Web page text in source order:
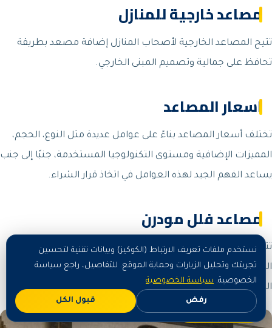
مصاعد خارجية للمنازل
تتيح المصاعد الخارجية لأصحاب المنازل إضافة مصعد بطريقة
تحافظ على جمالية وتصميم المبنى الخارجي.
اسعار المصاعد
تختلف أسعار المصاعد بناءً على عوامل عديدة مثل النوع، الحجم،
المميزات الإضافية ومستوى التكنولوجيا المستخدمة، جنبًا إلى جنب
يساعد الفهم الجيد لهذه العوامل في اتخاذ قرار الشراء.
مصاعد فلل مودرن
تتميز مصاعد الفلل المودرن بتصاميمها العصرية التي تتناغم مع
الديكور الحديث، موفرة بذلك خيارات جذابة تتماشى مع الأساليب
المعمارية المعاصرة.
اطلب الآن
نستخدم ملفات تعريف الارتباط (الكوكيز) وبيانات تقنية لتحسين
تجربتك وتحليل الزيارات وحماية الموقع. للتفاصيل، راجع سياسة
الخصوصية. سياسة الخصوصية
رفض قبول الكل